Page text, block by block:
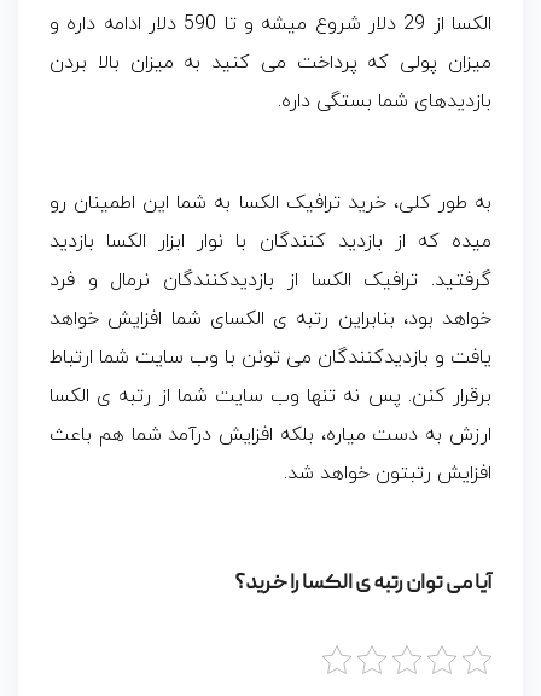
الکسا از 29 دلار شروع میشه و تا 590 دلار ادامه داره و
میزان پولی که پرداخت می کنید به میزان بالا بردن
بازدیدهای شما بستگی داره.
به طور کلی، خرید ترافیک الکسا به شما این اطمینان رو
میده که از بازدید کنندگان با نوار ابزار الکسا بازدید
گرفتید. ترافیک الکسا از بازدیدکنندگان نرمال و فرد
خواهد بود، بنابراین رتبه ی الکسای شما افزایش خواهد
یافت و بازدیدکنندگان می تونن با وب سایت شما ارتباط
برقرار کنن. پس نه تنها وب سایت شما از رتبه ی الکسا
ارزش به دست میاره، بلکه افزایش درآمد شما هم باعث
افزایش رتبتون خواهد شد.
آیا می توان رتبه ی الکسا را خرید؟